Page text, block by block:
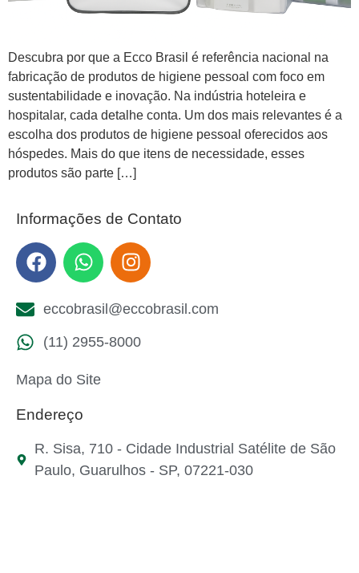
Descubra por que a Ecco Brasil é referência nacional na
fabricação de produtos de higiene pessoal com foco em
sustentabilidade e inovação. Na indústria hoteleira e
hospitalar, cada detalhe conta. Um dos mais relevantes é a
escolha dos produtos de higiene pessoal oferecidos aos
hóspedes. Mais do que itens de necessidade, esses
produtos são parte […]
Informações de Contato
eccobrasil@eccobrasil.com
(11) 2955-8000
Mapa do Site
Endereço
R. Sisa, 710 - Cidade Industrial Satélite de São
Paulo, Guarulhos - SP, 07221-030